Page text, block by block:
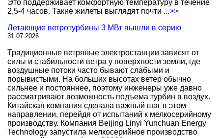
Это поддерживает комфортную температуру в течение
2,5-4 часов. Такие жилеты выглядят почти ...>>
Летающие ветротурбины 3 МВт вышли в серию
31.07.2026
Традиционные ветряные электростанции зависят от
силы и стабильности ветра у поверхности земли, где
воздушные потоки часто бывают слабыми и
порывистыми. На больших высотах ветер обычно
сильнее и постояннее, поэтому инженеры уже давно
рассматривают возможность подъема турбин в воздух.
Китайская компания сделала важный шаг в этом
направлении, перейдя от испытаний к мелкосерийному
производству. Компания Beijing Linyi Yunchuan Energy
Technology запустила мелкосерийное производство